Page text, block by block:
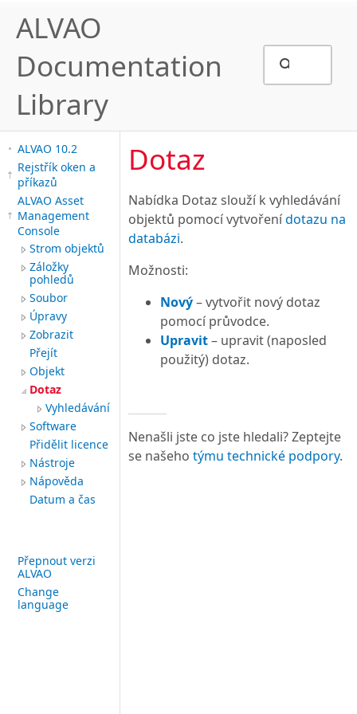
ALVAO
Documentation
Library
ALVAO 10.2
Rejstřík oken a
příkazů
ALVAO Asset
Management
Console
Strom objektů
Záložky
pohledů
Soubor
Úpravy
Zobrazit
Přejít
Objekt
Dotaz
Vyhledávání
Software
Přidělit licence
Nástroje
Nápověda
Datum a čas
Přepnout verzi
ALVAO
Change
language
Dotaz
Nabídka Dotaz slouží k vyhledávání
objektů pomocí vytvořenídotazu na
databázi.
Možnosti:
Nový– vytvořit nový dotaz
pomocí průvodce.
Upravit– upravit (naposled
použitý) dotaz.
Nenašli jste co jste hledali? Zeptejte
se našeho týmu technické podpory.